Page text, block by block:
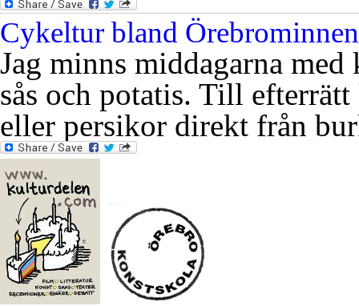
Cykeltur bland
Jag minns middagarna
sås och potatis. Till
eller persikor direkt från